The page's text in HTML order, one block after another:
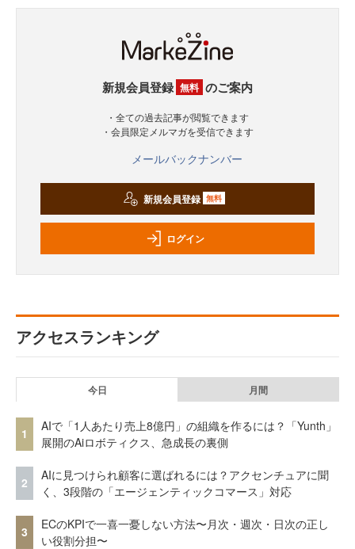
新規会員登録 無料 のご案内
・全ての過去記事が閲覧できます
・会員限定メルマガを受信できます
メールバックナンバー
新規会員登録 無料
ログイン
アクセスランキング
今日 月間
1
AIで「1人あたり売上8億円」の組織を作るには？「Yunth」
展開のAiロボティクス、急成長の裏側
2
AIに見つけられ顧客に選ばれるには？アクセンチュアに聞
く、3段階の「エージェンティックコマース」対応
3
ECのKPIで一喜一憂しない方法〜月次・週次・日次の正し
い役割分担〜